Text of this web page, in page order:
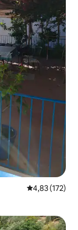
4,83 de uma
4,83 (172)